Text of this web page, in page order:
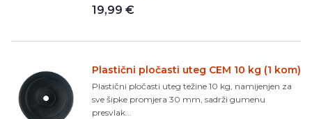
19,99 €
Plastični pločasti uteg CEM 10 kg (1 kom)
Plastični pločasti uteg težine 10 kg, namijenjen za
sve šipke promjera 30 mm, sadrži gumenu
presvlak...